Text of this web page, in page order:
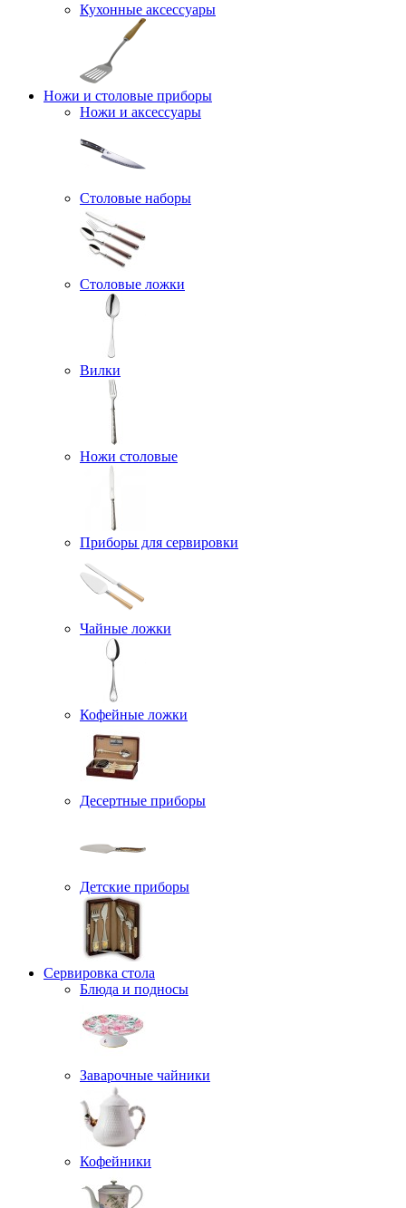
Кухонные аксессуары
Ножи и столовые приборы
Ножи и аксессуары
Столовые наборы
Столовые ложки
Вилки
Ножи столовые
Приборы для сервировки
Чайные ложки
Кофейные ложки
Десертные приборы
Детские приборы
Сервировка стола
Блюда и подносы
Заварочные чайники
Кофейники